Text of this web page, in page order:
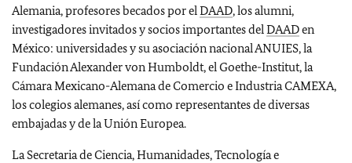
Alemania, profesores becados por elDAAD, los alumni,
investigadores invitados y socios importantes delDAADen
México: universidades y su asociación nacional ANUIES, la
Fundación Alexander von Humboldt, el Goethe-Institut, la
Cámara Mexicano-Alemana de Comercio e Industria CAMEXA,
los colegios alemanes, así como representantes de diversas
embajadas y de la Unión Europea.
La Secretaria de Ciencia, Humanidades, Tecnología e